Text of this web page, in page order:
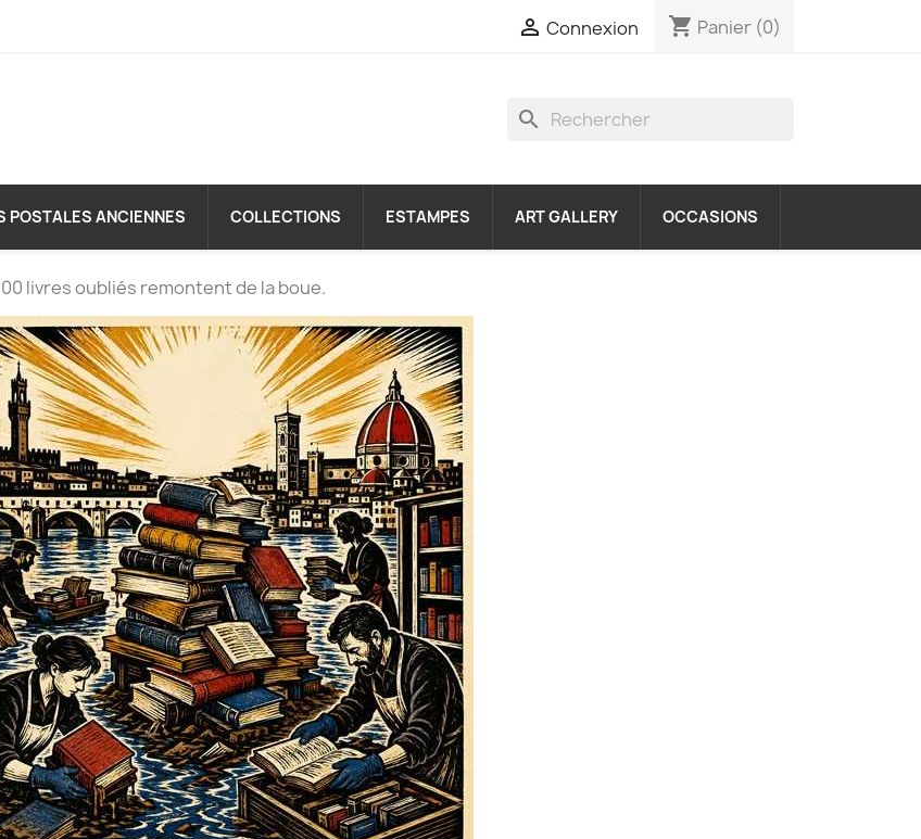
 Connexion shopping_cart Panier (0)
search
POSTALES ANCIENNES COLLECTIONS ESTAMPES ART GALLERY OCCASIONS
livres oubliés remontent de la boue.